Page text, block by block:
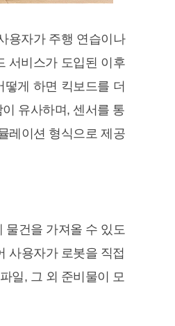
용자가 주행 연습이나
서비스가 도입된 이후
게 하면 킥보드를 더
유사하며, 센서를 통
레이션 형식으로 제공
물건을 가져올 수 있도
사용자가 로봇을 직접
일, 그 외 준비물이 모